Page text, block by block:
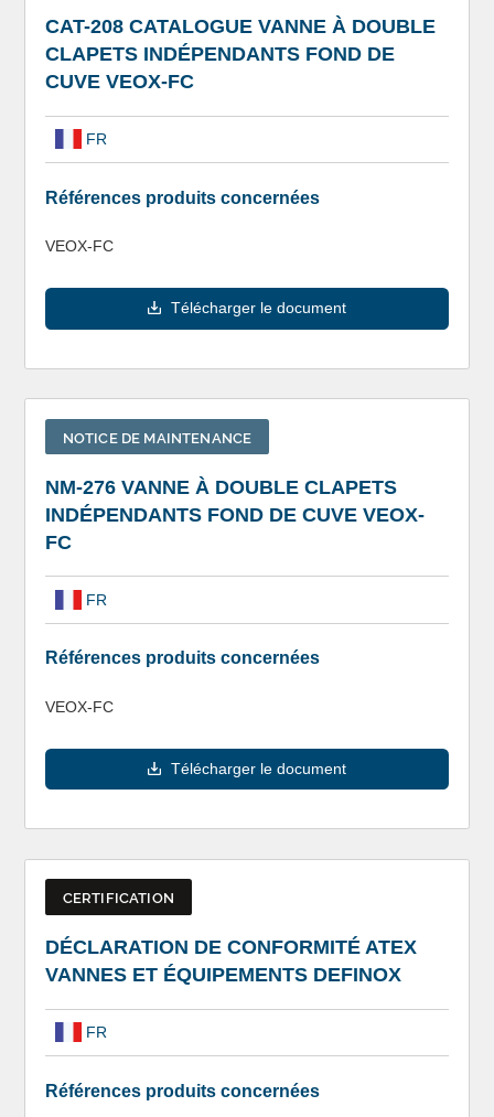
CAT-208 CATALOGUE VANNE À DOUBLE
CLAPETS INDÉPENDANTS FOND DE
CUVE VEOX-FC
FR
Références produits concernées
VEOX-FC
Télécharger le document
NOTICE DE MAINTENANCE
NM-276 VANNE À DOUBLE CLAPETS
INDÉPENDANTS FOND DE CUVE VEOX-
FC
FR
Références produits concernées
VEOX-FC
Télécharger le document
CERTIFICATION
DÉCLARATION DE CONFORMITÉ ATEX
VANNES ET ÉQUIPEMENTS DEFINOX
FR
Références produits concernées